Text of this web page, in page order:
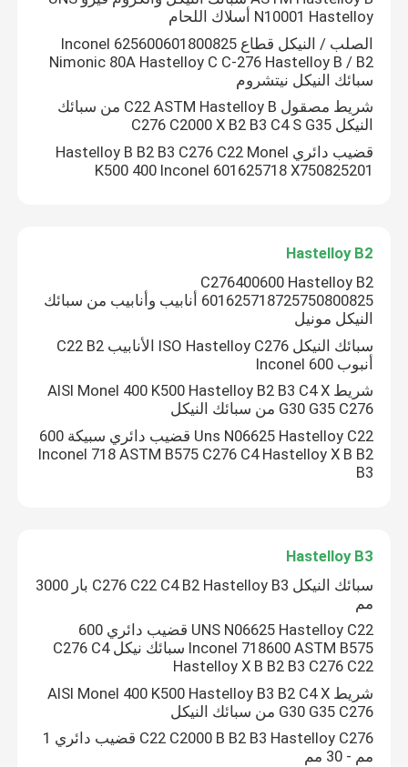
Incoloy 800 هـ
Incoloy 800HT
هاستيلوي سي 22
هاستيلوي ب
Hastelloy B2
Hastelloy B3
النيكل وسبائك الصلب
سبيكة مونيل K500
ملحقات جسم الشاحنة
مفصلة حزام شديد التحمل
N10001 Hastelloy أسلاك اللحام
الصلب / النيكل قطاع Inconel 625600601800825
Nimonic 80A Hastelloy C C-276 Hastelloy B / B2
سبائك النيكل نيتشروم
شريط مصقول C22 ASTM Hastelloy B من سبائك
النيكل C276 C2000 X B2 B3 C4 S G35
قضيب دائري Hastelloy B B2 B3 C276 C22 Monel
K500 400 Inconel 601625718 X750825201
Hastelloy B2
C276400600 Hastelloy B2
601625718725750800825 أنابيب وأنابيب من سبائك
النيكل مونيل
سبائك النيكل ISO Hastelloy C276 الأنابيب C22 B2
أنبوب Inconel 600
شريط AISI Monel 400 K500 Hastelloy B2 B3 C4 X
G30 G35 C276 من سبائك النيكل
Uns N06625 Hastelloy C22 قضيب دائري سبيكة 600
Inconel 718 ASTM B575 C276 C4 Hastelloy X B B2
B3
Hastelloy B3
سبائك النيكل C276 C22 C4 B2 Hastelloy B3 بار 3000
مم
UNS N06625 Hastelloy C22 قضيب دائري 600
Inconel 718600 ASTM B575 سبائك نيكل C276 C4
Hastelloy X B B2 B3 C276 C22
شريط AISI Monel 400 K500 Hastelloy B3 B2 C4 X
G30 G35 C276 من سبائك النيكل
C22 C2000 B B2 B3 Hastelloy C276 قضيب دائري 1
مم - 30 مم